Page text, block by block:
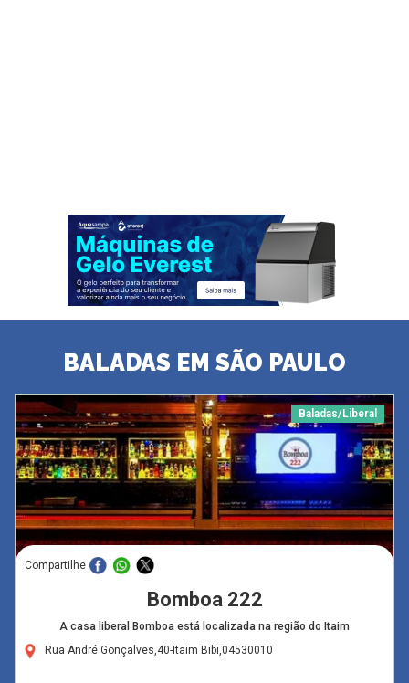
BALADAS EM SÃO PAULO
Baladas/Liberal
Compartilhe
Bomboa 222
A casa liberal Bomboa está localizada na região do Itaim
Rua André Gonçalves,40-Itaim Bibi,04530010